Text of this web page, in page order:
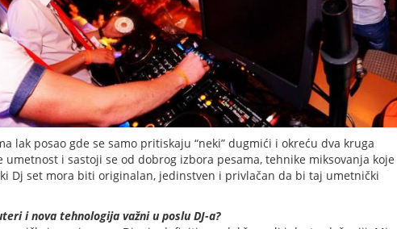
lak posao gde se samo pritiskaju “neki” dugmići i okreću dva kruga
umetnost i sastoji se od dobrog izbora pesama, tehnike miksovanja koje
Dj set mora biti originalan, jedinstven i privlačan da bi taj umetnički
i nova tehnologija važni u poslu DJ-a?